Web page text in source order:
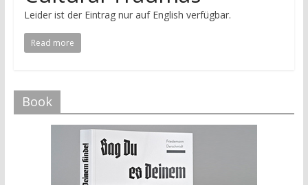
Leider ist der Eintrag nur auf English verfügbar.
Read more
Book